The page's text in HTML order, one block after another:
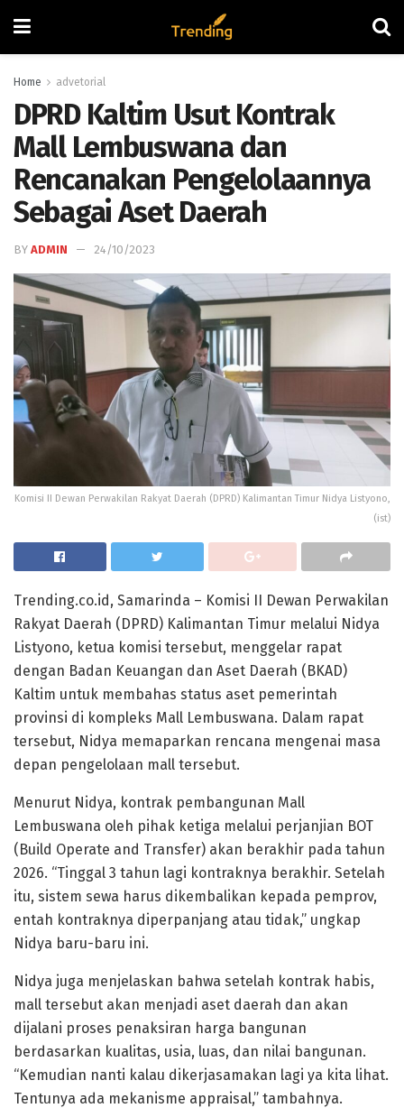
Home advetorial
DPRD Kaltim Usut Kontrak
Mall Lembuswana dan
Rencanakan Pengelolaannya
Sebagai Aset Daerah
BY ADMIN 24/10/2023
Komisi II Dewan Perwakilan Rakyat Daerah (DPRD) Kalimantan Timur Nidya Listyono,
(ist)
Trending.co.id, Samarinda – Komisi II Dewan Perwakilan
Rakyat Daerah (DPRD) Kalimantan Timur melalui Nidya
Listyono, ketua komisi tersebut, menggelar rapat
dengan Badan Keuangan dan Aset Daerah (BKAD)
Kaltim untuk membahas status aset pemerintah
provinsi di kompleks Mall Lembuswana. Dalam rapat
tersebut, Nidya memaparkan rencana mengenai masa
depan pengelolaan mall tersebut.
Menurut Nidya, kontrak pembangunan Mall
Lembuswana oleh pihak ketiga melalui perjanjian BOT
(Build Operate and Transfer) akan berakhir pada tahun
2026. “Tinggal 3 tahun lagi kontraknya berakhir. Setelah
itu, sistem sewa harus dikembalikan kepada pemprov,
entah kontraknya diperpanjang atau tidak,” ungkap
Nidya baru-baru ini.
Nidya juga menjelaskan bahwa setelah kontrak habis,
mall tersebut akan menjadi aset daerah dan akan
dijalani proses penaksiran harga bangunan
berdasarkan kualitas, usia, luas, dan nilai bangunan.
“Kemudian nanti kalau dikerjasamakan lagi ya kita lihat.
Tentunya ada mekanisme appraisal,” tambahnya.